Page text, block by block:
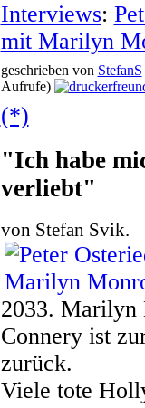
Interviews:
mit Marilyn
geschrieben von StefanS
Aufrufe)
(*)
"Ich habe
verliebt"
von Stefan Svik.
2033. Marilyn
Connery ist
zurück.
Viele tote